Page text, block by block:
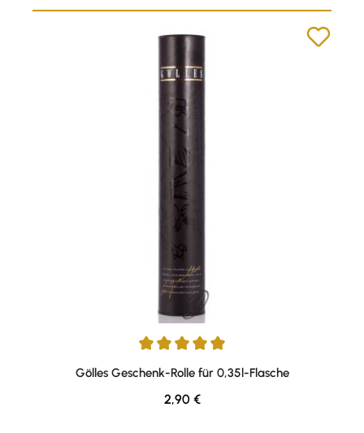
Durchschnittliche Bewertung von 5 von 5 Sternen
Gölles Geschenk-Rolle für 0,35l-Flasche
Regulärer Preis:
2,90 €